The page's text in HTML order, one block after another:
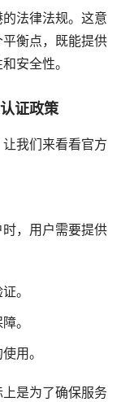
法律法规。这意
衡点，既能提供
安全性。
证政策
我们来看看官方
，用户需要提供
。
。
用。
是为了确保服务